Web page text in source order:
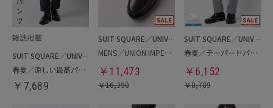
SUIT SQUARE／UNIVERSAL LANGUAGE
春夏／涼しい最高パンツ
￥ 7,689
SUIT SQUARE／UNIVERSAL LANGUAGE
MENS／UNION IMPERIAL監修／コインローファー
￥ 11,473
￥16,390
SUIT SQUARE／UNIVERSAL LANGUAGE
春夏／テーパードパンツ
￥ 6,152
￥8,789